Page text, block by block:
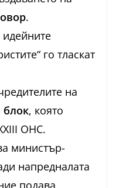
.
идейните
го тласкат
на
блок, която
ОНС.
министър-
напредналата